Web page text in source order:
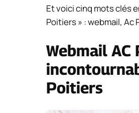
Et voici cinq mots clés
Poitiers » : webmail,
Webmail
Poitiers